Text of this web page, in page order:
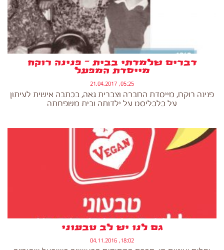
דברים שלמדתי בבית – פנינה רוקח
מייסדת המפעל
05:25, 21.04.2017
פנינה רוקח, מייסדת החברה וצברית גאה, בכתבה אישית לעיתון
על כלכליסט על ילדותה ובית משפחתה
גם לנו יש לב טבעוני
18:02, 04.11.2016